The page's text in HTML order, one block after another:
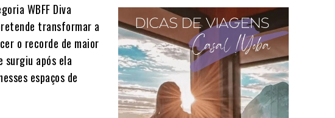
WBFF Diva
transformar a
o recorde de maior
após ela
espaços de